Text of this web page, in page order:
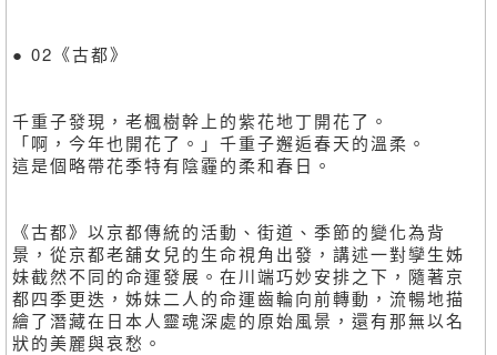
● 02《古都》
千重子發現，老楓樹幹上的紫花地丁開花了。
「啊，今年也開花了。」千重子邂逅春天的溫柔。
這是個略帶花季特有陰霾的柔和春日。
《古都》以京都傳統的活動、街道、季節的變化為背
景，從京都老舖女兒的生命視角出發，講述一對孿生姊
妹截然不同的命運發展。在川端巧妙安排之下，隨著京
都四季更迭，姊妹二人的命運齒輪向前轉動，流暢地描
繪了潛藏在日本人靈魂深處的原始風景，還有那無以名
狀的美麗與哀愁。